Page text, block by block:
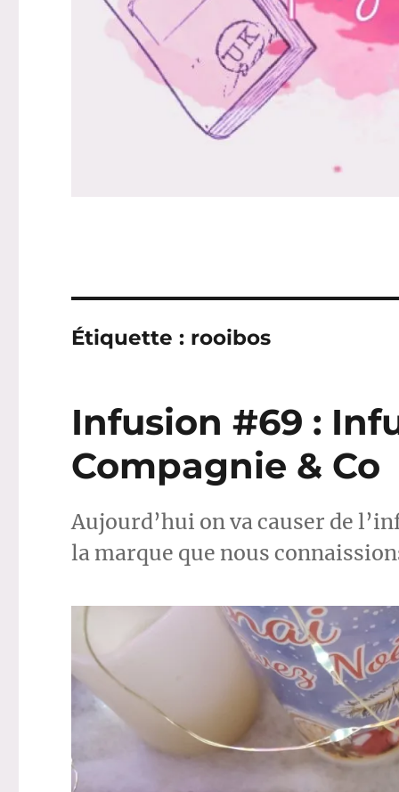
Étiquette : rooibos
Infusion #69 :
Compagnie & Co
Aujourd’hui on va causer de
la marque que nous